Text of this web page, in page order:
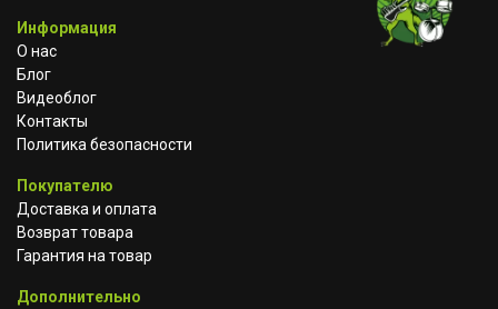
Информация
О нас
Блог
Видеоблог
Контакты
Политика безопасности
Покупателю
Доставка и оплата
Возврат товара
Гарантия на товар
Дополнительно